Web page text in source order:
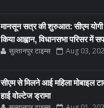
मानसून सत्र की शुरुआत: सीएम योगी
किया आह्वान, विधानसभा परिसर में
सुल्तानपुर टाइम्स Aug 03,
सीएम से मिलने आई महिला मोबाइल
हाई वोल्टेज ड्रामा